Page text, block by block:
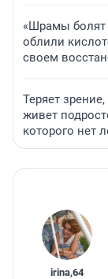
«Шрамы болят
облили
своем
Теряет
живет
которого нет
irina,64